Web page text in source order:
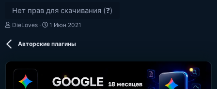
Нет прав для скачивания (❓)
А
DieLoves
Д
а
о
1 Июн 2021
Авторские плагины